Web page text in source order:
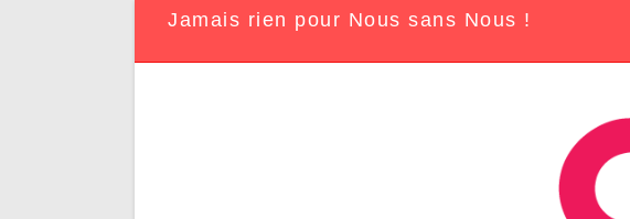
Jamais rien pour Nous sans Nous !